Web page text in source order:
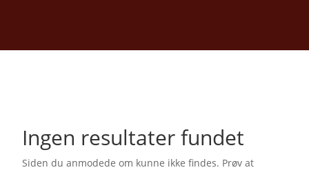
Ingen resultater fundet
Siden du anmodede om kunne ikke findes. Prøv at